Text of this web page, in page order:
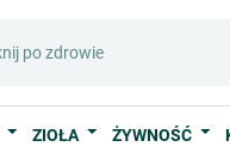
ZIOŁA ŻYWNOŚĆ